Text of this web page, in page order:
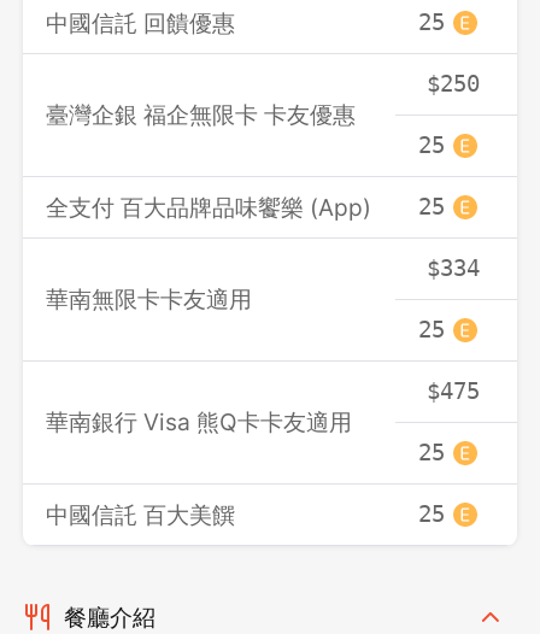
中國信託 回饋優惠 25
臺灣企銀 福企無限卡 卡友優惠
$250
25
全支付 百大品牌品味饗樂 (App) 25
華南無限卡卡友適用
$334
25
華南銀行 Visa 熊Q卡卡友適用
$475
25
中國信託 百大美饌 25
餐廳介紹